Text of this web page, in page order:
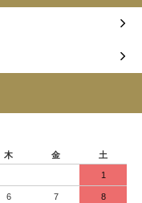
木 金 土
1
6 7 8